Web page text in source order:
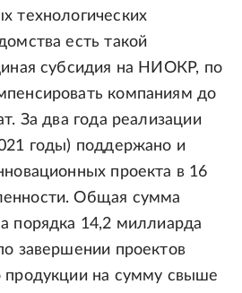
технологических
есть такой
субсидия на НИОКР, по
компаниям до
За два года реализации
годы) поддержано и
проекта в 16
Общая сумма
порядка 14,2 миллиарда
завершении проектов
продукции на сумму свыше